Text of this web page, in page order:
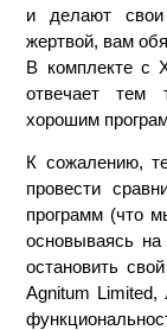
и делают
жертвой, вам
В комплекте с
отвечает тем
хорошим
К сожалению,
провести
программ (что
основываясь
остановить
Agnitum